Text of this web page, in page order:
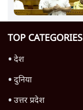
TOP CATEGORIES
देश
दुनिया
उत्तर प्रदेश